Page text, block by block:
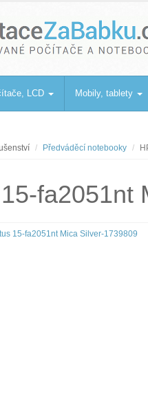
.cz
LCD Mobily, tablety
Předváděcí notebooky
fa2051nt